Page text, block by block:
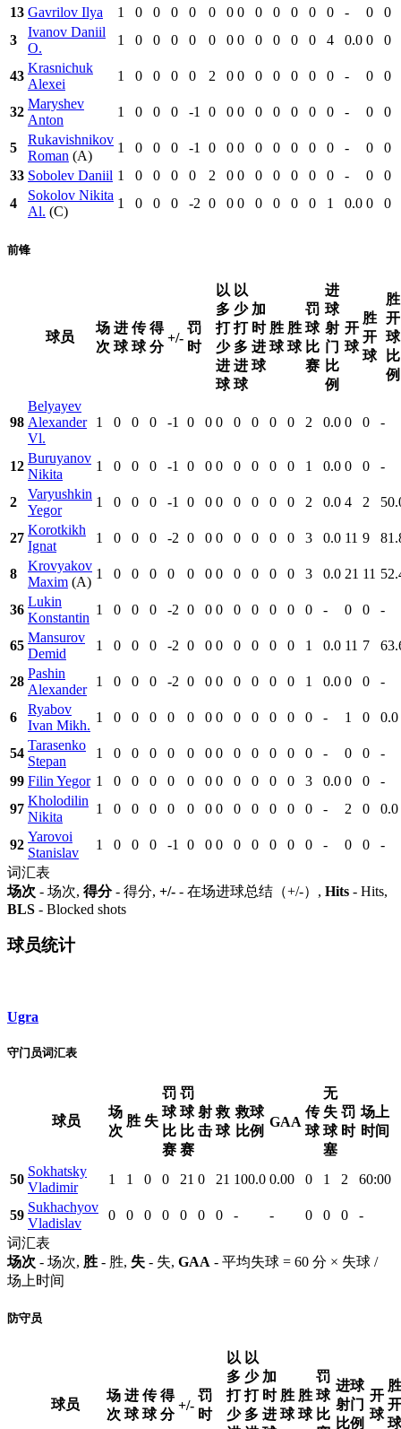
13 Gavrilov Ilya 1 0 0 0 0 0 0 0 0 0 0 0 0 - 0
0
3
Ivanov Daniil
O.
1 0 0 0 0 0 0 0 0 0 0 0 4 0.0 0 0
43
Krasnichuk
Alexei
1 0 0 0 0 2 0 0 0 0 0 0 0 - 0 0
32
Maryshev
Anton
1 0 0 0 -1 0 0 0 0 0 0 0 0 - 0 0
5
Rukavishnikov
Roman (A)
1 0 0 0 -1 0 0 0 0 0 0 0 0 - 0
0
33 Sobolev Daniil 1 0 0 0 0 2 0 0 0 0 0 0 0 - 0
0
4
Sokolov Nikita
Al. (C)
1 0 0 0 -2 0 0 0 0 0 0 0 1 0.0 0 0
前锋
球员
场
次
进
球
传
球
得
分
+/-
罚
时
以
多
打
少
进
球
以
少
打
多
进
球
加
时
进
球
胜
球
胜
球
罚
球
比
赛
进
球
射
门
比
例
开
球
胜
开
球
胜
开
球
比
例
98
Belyayev
Alexander
Vl.
1 0 0 0 -1 0 0 0 0 0 0 0 2 0.0 0 0 -
12
Buruyanov
Nikita
1 0 0 0 -1 0 0 0 0 0 0 0 1 0.0 0 0 -
2
Varyushkin
Yegor
1 0 0 0 -1 0 0 0 0 0 0 0 2 0.0 4 2
27
Korotkikh
Ignat
1 0 0 0 -2 0 0 0 0 0 0 0 3 0.0 11 9
8
Krovyakov
Maxim (A)
1 0 0 0 0 0 0 0 0 0 0 0 3 0.0 21 11
36
Lukin
Konstantin
1 0 0 0 -2 0 0 0 0 0 0 0 0 - 0 0 -
65
Mansurov
Demid
1 0 0 0 -2 0 0 0 0 0 0 0 1 0.0 11 7
28
Pashin
Alexander
1 0 0 0 -2 0 0 0 0 0 0 0 1 0.0 0 0 -
6
Ryabov
Ivan Mikh.
1 0 0 0 0 0 0 0 0 0 0 0 0 - 1 0 0.0
54
Tarasenko
Stepan
1 0 0 0 0 0 0 0 0 0 0 0 0 - 0 0
-
99 Filin Yegor 1 0 0 0 0 0 0 0 0 0 0 0 3 0.0 0 0
-
97
Kholodilin
Nikita
1 0 0 0 0 0 0 0 0 0 0 0 0 - 2 0 0.0
92
Yarovoi
Stanislav
1 0 0 0 -1 0 0 0 0 0 0 0 0 - 0 0
-
词汇表
场次 - 场次, 得分- 得分, +/- - 在场进球总结（+/-）, Hits - Hits,
BLS - Blocked shots
球员统计
Ugra
守门员词汇表
球员
场
次
胜 失
罚
球
比
赛
罚
球
比
赛
射
击
救
球
救球
比例
GAA
传
球
无
失
球
塞
罚
时
场上
时间
50
Sokhatsky
Vladimir
1 1 0 0 21 0 21 100.0 0.00 0 1 2 60:00
59
Sukhachyov
Vladislav
0 0 0 0 0 0 0 - - 0 0 0
-
词汇表
场次 - 场次, 胜 - 胜, 失 - 失, GAA - 平均失球 = 60 分 × 失球 /
场上时间
防守员
球员
场
次
进
球
传
球
得
分
+/-
罚
时
以
多
打
少
以
少
打
多
加
时
进
胜
球
胜
球
罚
球
比
进球
射门
比例
开
球
胜
开
球